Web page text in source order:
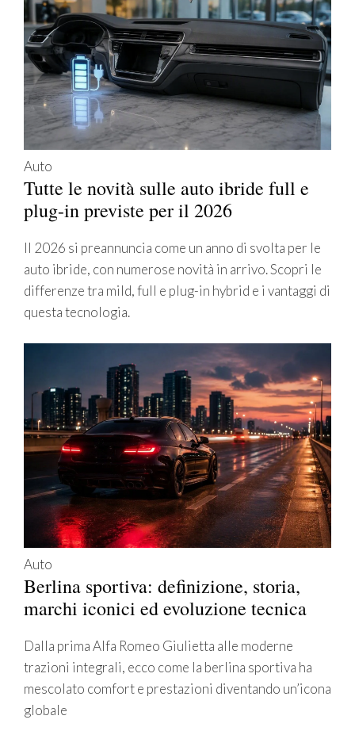
Auto
Tutte le novità sulle auto ibride full e
plug-in previste per il 2026
Il 2026 si preannuncia come un anno di svolta per le
auto ibride, con numerose novità in arrivo. Scopri le
differenze tra mild, full e plug-in hybrid e i vantaggi di
questa tecnologia.
Auto
Berlina sportiva: definizione, storia,
marchi iconici ed evoluzione tecnica
Dalla prima Alfa Romeo Giulietta alle moderne
trazioni integrali, ecco come la berlina sportiva ha
mescolato comfort e prestazioni diventando un’icona
globale